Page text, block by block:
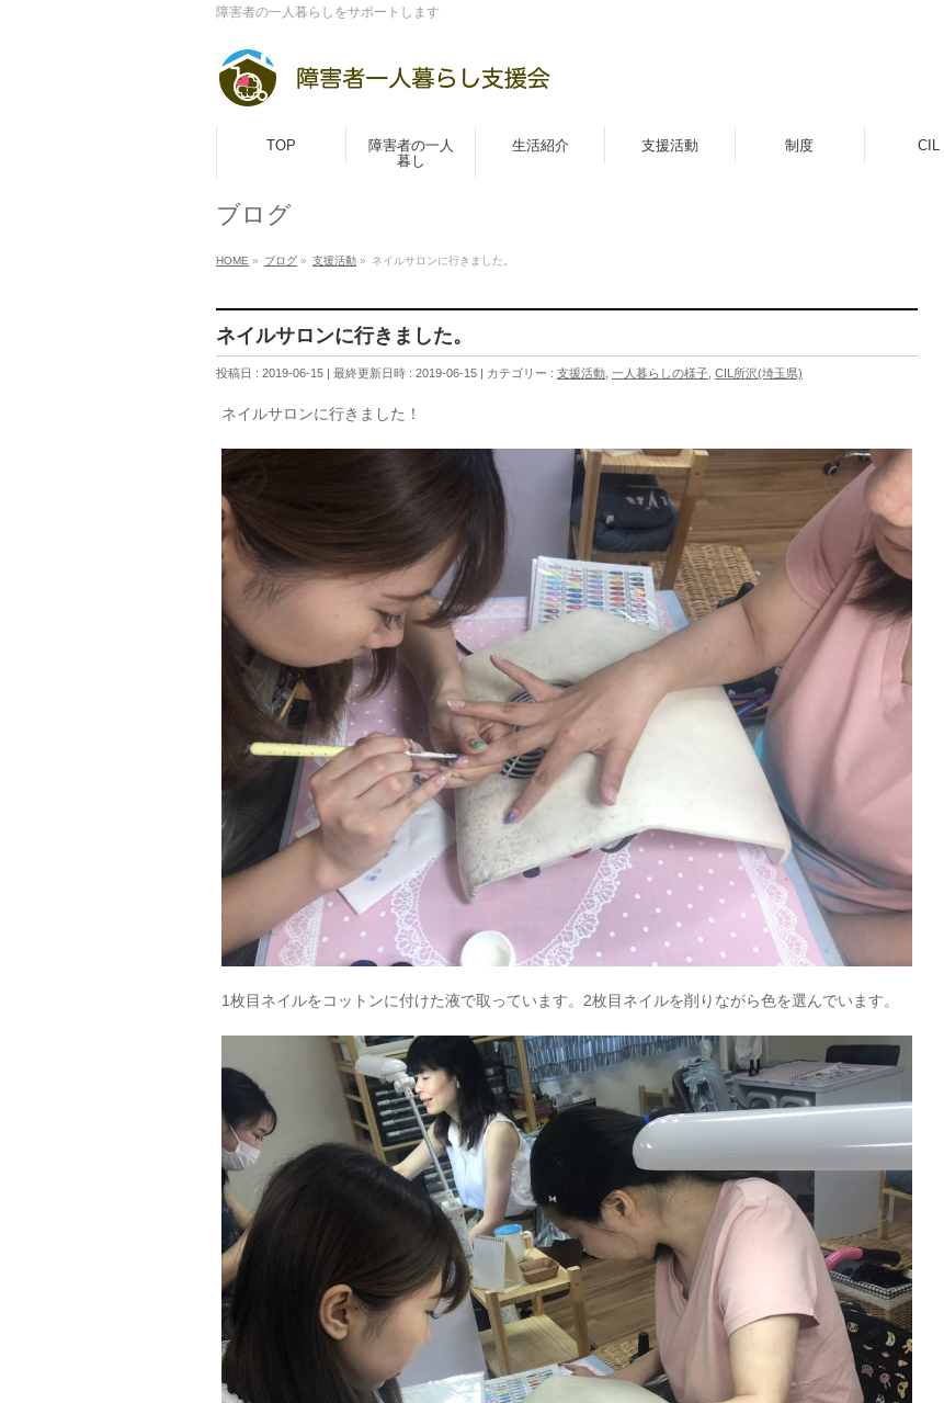
障害者の一人暮らしをサポートします
TOP
障害者の一人
暮し
生活紹介 支援活動 制度 CIL
ブログ
HOME » ブログ » 支援活動 » ネイルサロンに行きました。
ネイルサロンに行きました。
投稿日 : 2019-06-15 最終更新日時 : 2019-06-15 カテゴリー : 支援活動 一人暮らしの様子 CIL所沢(埼玉県)
ネイルサロンに行きました！
1枚目ネイルをコットンに付けた液で取っています。2枚目ネイルを削りながら色を選んでいます。